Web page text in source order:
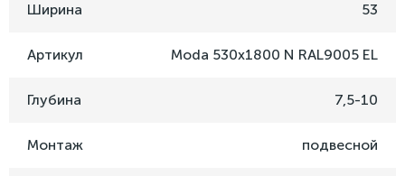
Ширина 53
Артикул Moda 530x1800 N RAL9005 EL
Глубина 7,5-10
Монтаж подвесной